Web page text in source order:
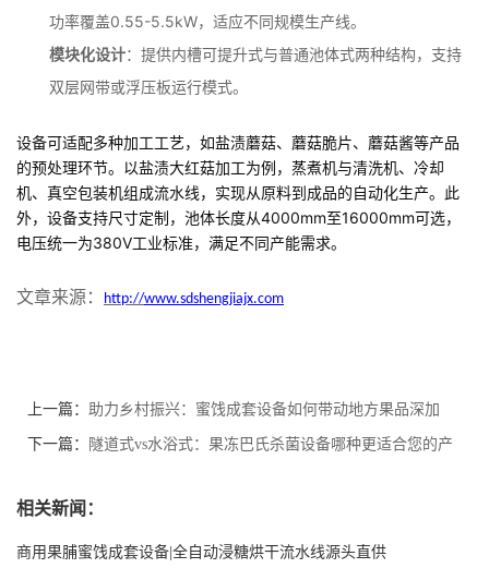
功率覆盖0.55-5.5kW，适应不同规模生产线。
模块化设计：提供内槽可提升式与普通池体式两种结构，支持
双层网带或浮压板运行模式。
设备可适配多种加工工艺，如盐渍蘑菇、蘑菇脆片、蘑菇酱等产品
的预处理环节。以盐渍大红菇加工为例，蒸煮机与清洗机、冷却
机、真空包装机组成流水线，实现从原料到成品的自动化生产。此
外，设备支持尺寸定制，池体长度从4000mm至16000mm可选，
电压统一为380V工业标准，满足不同产能需求。
文章来源： http://www.sdshengjiajx.com
上一篇： 助力乡村振兴：蜜饯成套设备如何带动地方果品深加
工？
下一篇： 隧道式vs水浴式：果冻巴氏杀菌设备哪种更适合您的产
相关新闻：
商用果脯蜜饯成套设备|全自动浸糖烘干流水线源头直供